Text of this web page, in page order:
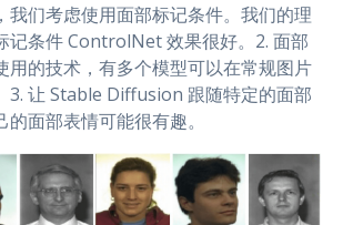
我们考虑使用面部标记条件。我们的理
记条件 ControlNet 效果很好。2. 面部
用的技术，有多个模型可以在常规图片
3. 让 Stable Diffusion 跟随特定的面部
面部表情可能很有趣。